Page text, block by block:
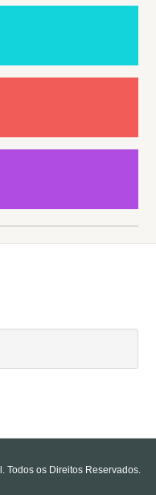
. Todos os Direitos Reservados.